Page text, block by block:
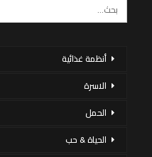
أنظمة غذائية
الاسرة
الحمل
الحياة & حب